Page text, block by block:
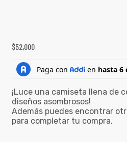
$52,000
¡Luce una camiseta llena de
diseños asombrosos!
Además puedes encontrar
para completar tu compra.